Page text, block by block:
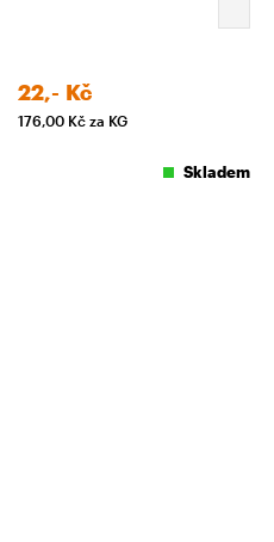
22,- Kč
176,00 Kč za KG
Skladem